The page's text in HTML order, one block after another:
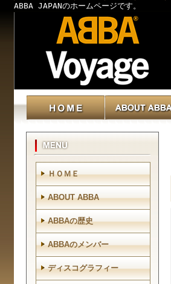
ABBA JAPANのホームページです。
ＨＯＭＥ
ABOUT ABBA
ABBAの歴史
ABBAのメンバー
ディスコグラフィー